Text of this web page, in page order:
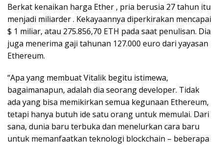
Berkat kenaikan harga Ether , pria berusia 27 tahun itu
menjadi miliarder . Kekayaannya diperkirakan mencapai
$ 1 miliar, atau 275.856,70 ETH pada saat penulisan. Dia
juga menerima gaji tahunan 127.000 euro dari yayasan
Ethereum.
“Apa yang membuat Vitalik begitu istimewa,
bagaimanapun, adalah dia seorang developer. Tidak
ada yang bisa memikirkan semua kegunaan Ethereum,
tetapi hanya butuh ide satu orang untuk memulai. Dari
sana, dunia baru terbuka dan menelurkan cara baru
untuk memanfaatkan teknologi blockchain – beberapa